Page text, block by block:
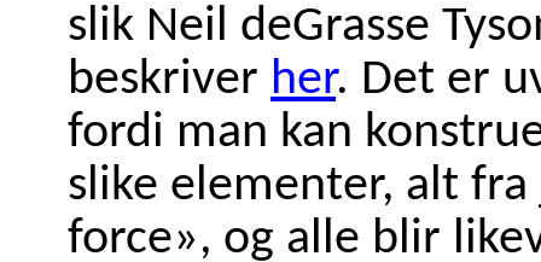
slik Neil deGrasse
beskriver her. Det er
fordi man kan
slike elementer, alt
force», og alle blir